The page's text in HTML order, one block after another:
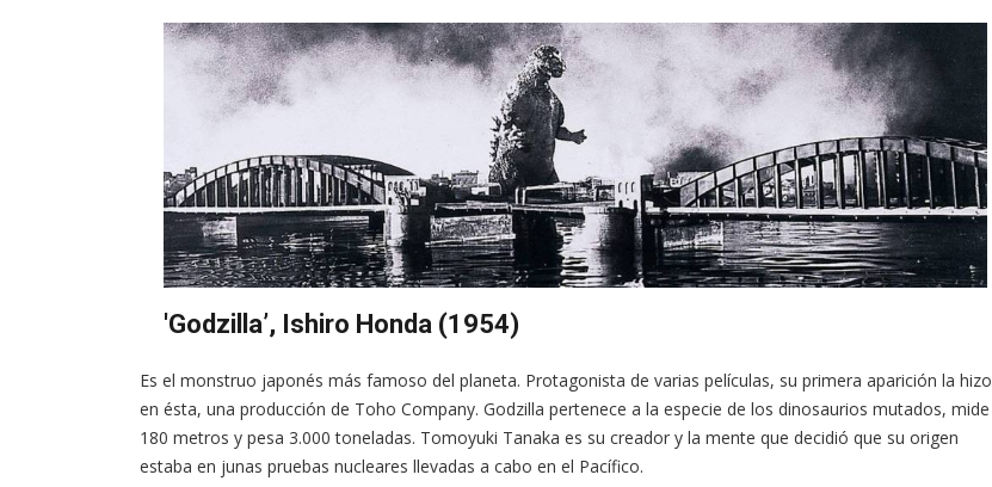
'Godzilla’, Ishiro Honda (1954)
Es el monstruo japonés más famoso del planeta. Protagonista de varias películas, su primera aparición la hizo
en ésta, una producción de Toho Company. Godzilla pertenece a la especie de los dinosaurios mutados, mide
180 metros y pesa 3.000 toneladas. Tomoyuki Tanaka es su creador y la mente que decidió que su origen
estaba en junas pruebas nucleares llevadas a cabo en el Pacífico.